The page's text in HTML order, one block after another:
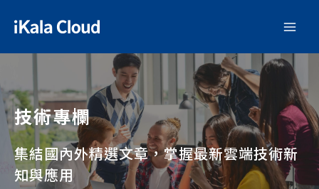
技術專欄
集結國內外精選文章，掌握最新雲端技術新
知與應用